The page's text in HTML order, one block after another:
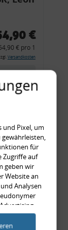
€
€ pro 1
Versandkosten
mit
89,
+
€
€ pro 1
und Pixel, um
für
Zugriffe auf
geben wir
Website an
Analysen
mit
haben